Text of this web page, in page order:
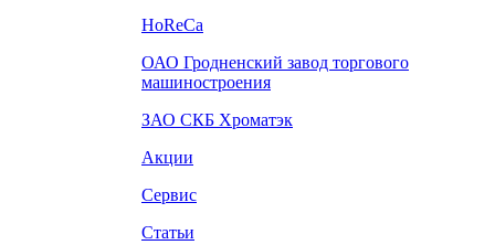
HoReCa
ОАО Гродненский завод торгового
машиностроения
ЗАО СКБ Хроматэк
Акции
Сервис
Статьи